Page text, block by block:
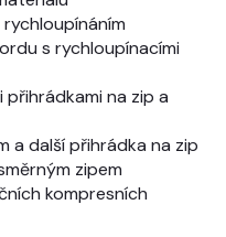
s rychloupínacími
na zip a
a další přihrádka na zip
zipem
kompresních